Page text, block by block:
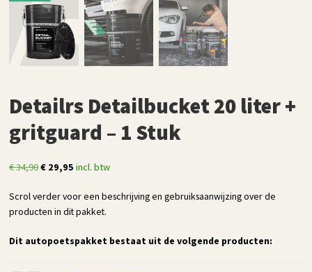
Detailrs Detailbucket 20 liter +
gritguard – 1 Stuk
€34,90Oorspronkelijke
was:
€ 34,90.
€ 29,95 Huidige
is:
€ 29,95.
incl. btw
Scrol verder voor een beschrijving en gebruiksaanwijzing over de
producten in dit pakket.
Dit autopoetspakket bestaat uit de volgende producten: